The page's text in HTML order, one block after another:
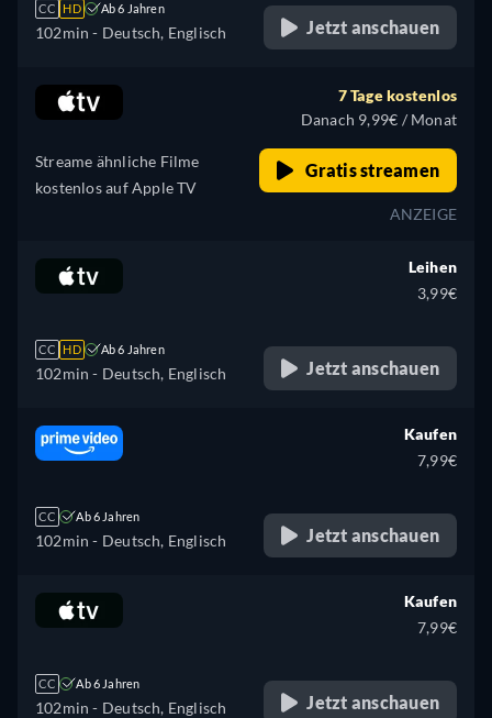
CC HD Ab 6 Jahren
102min - Deutsch, Englisch Jetzt anschauen
Streame ähnliche Filme
kostenlos auf Apple TV
7 Tage kostenlos
Danach 9,99€ / Monat
Gratis streamen
ANZEIGE
CC HD Ab 6 Jahren
102min - Deutsch, Englisch
Leihen
3,99€
Jetzt anschauen
CC Ab 6 Jahren
102min - Deutsch, Englisch
Kaufen
7,99€
Jetzt anschauen
CC Ab 6 Jahren
102min - Deutsch, Englisch
Kaufen
7,99€
Jetzt anschauen